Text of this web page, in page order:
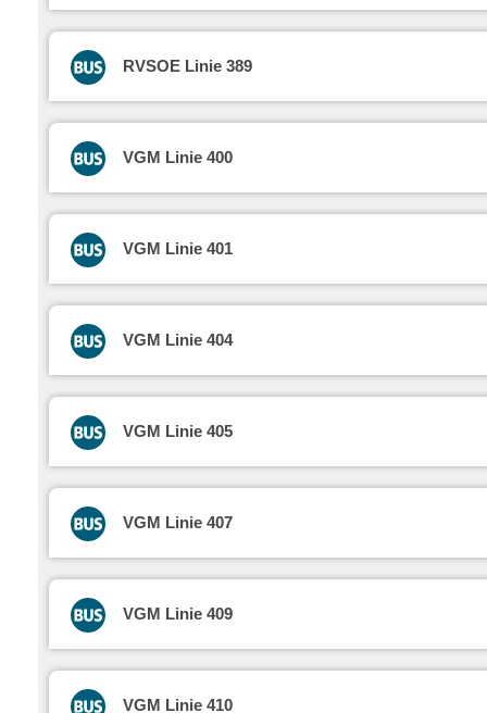
RVSOE Linie 389
VGM Linie 400
VGM Linie 401
VGM Linie 404
VGM Linie 405
VGM Linie 407
VGM Linie 409
VGM Linie 410